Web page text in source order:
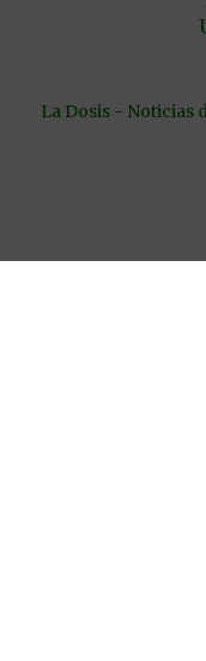
La Dosis - Noticias